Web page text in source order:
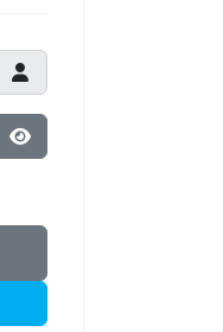
Passwort anzeigen